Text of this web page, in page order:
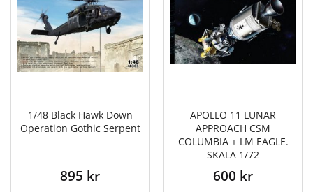
1/48 Black Hawk Down
Operation Gothic Serpent
895 kr
APOLLO 11 LUNAR
APPROACH CSM
COLUMBIA + LM EAGLE.
SKALA 1/72
600 kr